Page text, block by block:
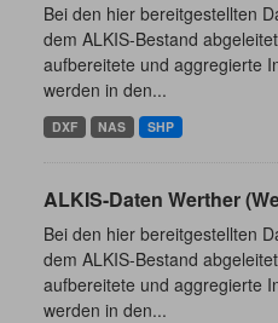
Bei den hier bereitgestellten
dem ALKIS-Bestand
aufbereitete und aggregierte
werden in den...
DXF NAS SHP
ALKIS-Daten Werther
Bei den hier bereitgestellten
dem ALKIS-Bestand
aufbereitete und aggregierte
werden in den...